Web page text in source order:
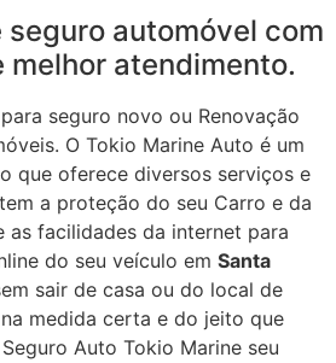
seguro automóvel com
melhor atendimento.
seguro novo ou Renovação
O Tokio Marine Auto é um
que oferece diversos serviços e
a proteção do seu Carro e da
as facilidades da internet para
do seu veículo em Santa
sair de casa ou do local de
medida certa e do jeito que
Auto Tokio Marine seu